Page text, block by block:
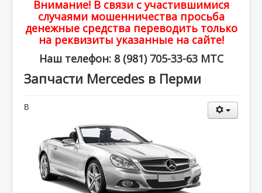
Внимание! В связи с участившимися
случаями мошенничества просьба
денежные средства переводить только
на реквизиты указанные на сайте!
Наш телефон: 8 (981) 705-33-63 МТС
Запчасти Mercedes в Перми
В